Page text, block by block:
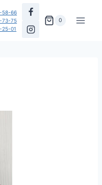
58-66
73-75
25-01
0